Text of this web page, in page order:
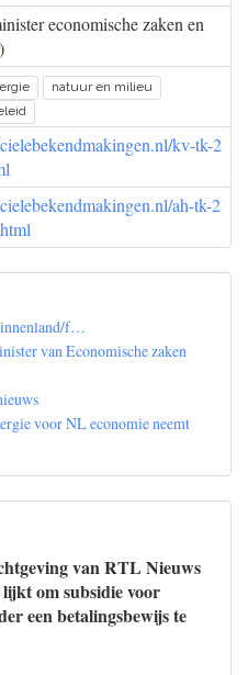
economische zaken en
)
natuur en milieu
kv-tk-2
ah-tk-2
f…
van Economische zaken
voor NL economie neemt
van RTL Nieuws
om subsidie voor
een betalingsbewijs te